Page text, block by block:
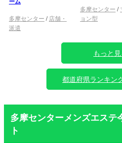
多摩センター / 店舗・
派遣
多摩センター /
ョン型
もっと
都道府県ランキン
多摩センターメンズエステ
ト